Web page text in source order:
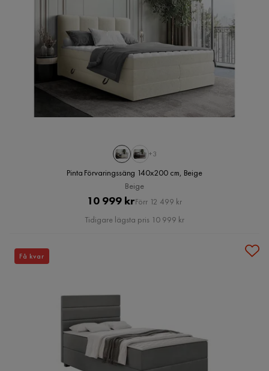
+3
Pinta Förvaringssäng 140x200 cm, Beige
Beige
Pris
10 999 krOriginal
Pris
Förr 12 499 kr
Tidigare lägsta pris 10 999 kr
Få kvar